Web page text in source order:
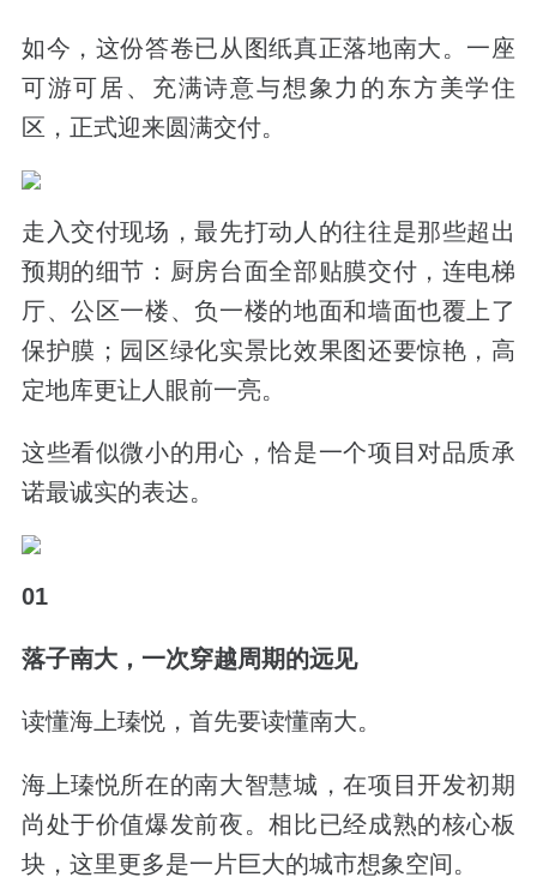
如今，这份答卷已从图纸真正落地南大。一座
可游可居、充满诗意与想象力的东方美学住
区，正式迎来圆满交付。
走入交付现场，最先打动人的往往是那些超出
预期的细节：厨房台面全部贴膜交付，连电梯
厅、公区一楼、负一楼的地面和墙面也覆上了
保护膜；园区绿化实景比效果图还要惊艳，高
定地库更让人眼前一亮。
这些看似微小的用心，恰是一个项目对品质承
诺最诚实的表达。
01
落子南大，一次穿越周期的远见
读懂海上瑧悦，首先要读懂南大。
海上瑧悦所在的南大智慧城，在项目开发初期
尚处于价值爆发前夜。相比已经成熟的核心板
块，这里更多是一片巨大的城市想象空间。